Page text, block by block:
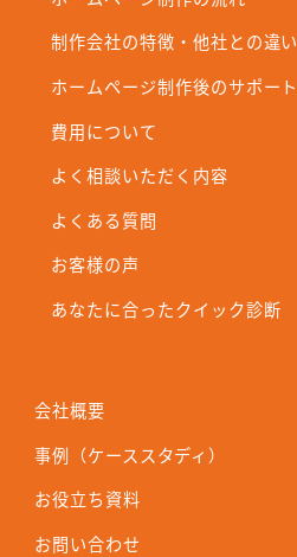
制作会社の特徴・他社との違い
ホームページ制作後のサポート
費用について
よく相談いただく内容
よくある質問
お客様の声
あなたに合ったクイック診断
会社概要
事例（ケーススタディ）
お役立ち資料
お問い合わせ